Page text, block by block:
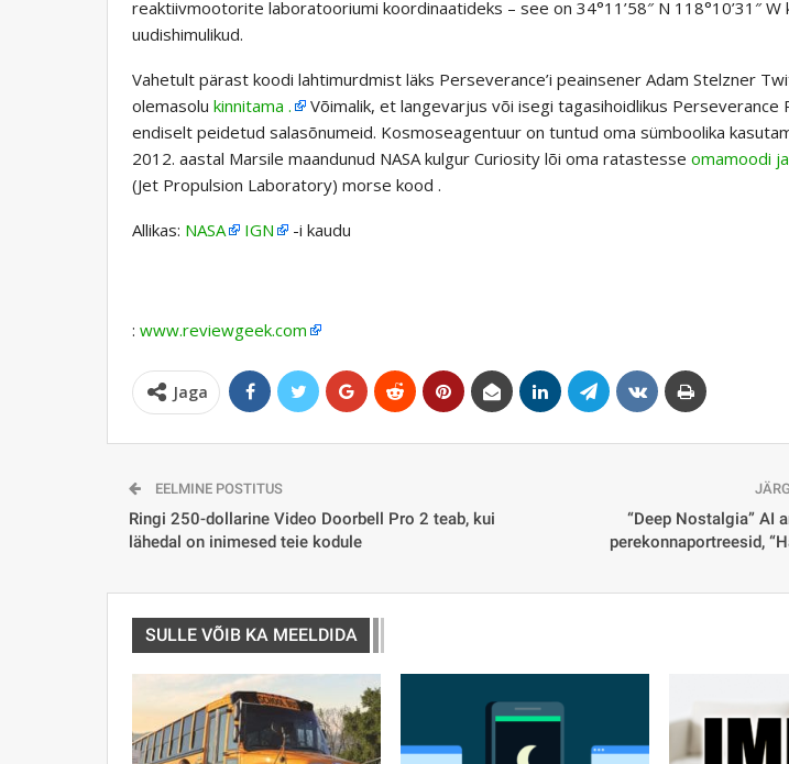
reaktiivmootorite laboratooriumi koordinaatideks – see on 34°11’58″ N 118°10’31″ W
uudishimulikud.
Vahetult pärast koodi lahtimurdmist läks Perseverance’i peainsener Adam Stelzner
olemasolu kinnitama .
Võimalik, et langevarjus või isegi tagasihoidlikus Perseverance
endiselt peidetud salasõnumeid. Kosmoseagentuur on tuntud oma sümboolika
2012. aastal Marsile maandunud NASA kulgur Curiosity lõi oma ratastesse omamoodi
(Jet Propulsion Laboratory) morse kood .
Allikas: NASA IGN -i kaudu
: www.reviewgeek.com
Jaga
EELMINE POSTITUS
Ringi 250-dollarine Video Doorbell Pro 2 teab, kui
lähedal on inimesed teie kodule
“Deep Nostalgia” AI
perekonnaportreesid,
SULLE VÕIB KA MEELDIDA